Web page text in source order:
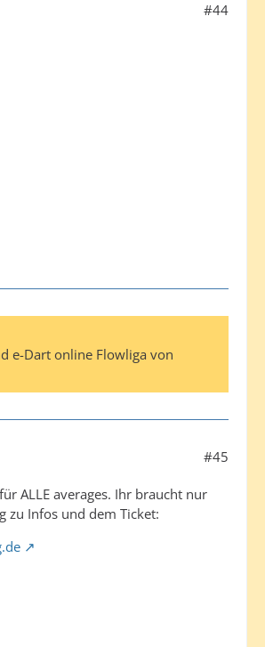
#44
e-Dart online Flowliga von
#45
ALLE averages. Ihr braucht nur
zu Infos und dem Ticket: